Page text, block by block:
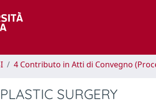
4 Contributo in Atti di Convegno
SURGERY